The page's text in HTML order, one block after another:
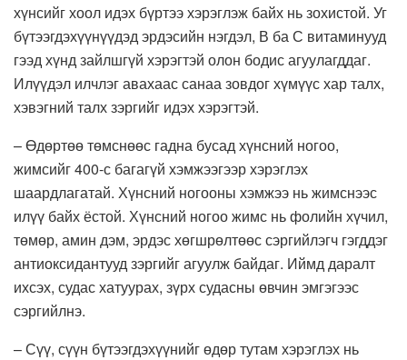
хүнсийг хоол идэх бүртээ хэрэглэж байх нь зохистой. Уг
бүтээгдэхүүнүүдэд эрдэсийн нэгдэл, В ба С витаминууд
гээд хүнд зайлшгүй хэрэгтэй олон бодис агуулагддаг.
Илүүдэл илчлэг авахаас санаа зовдог хүмүүс хар талх,
хэвэгний талх зэргийг идэх хэрэгтэй.
– Өдөртөө төмснөөс гадна бусад хүнсний ногоо,
жимсийг 400-с багагүй хэмжээгээр хэрэглэх
шаардлагатай. Хүнсний ногооны хэмжээ нь жимснээс
илүү байх ёстой. Хүнсний ногоо жимс нь фолийн хүчил,
төмөр, амин дэм, эрдэс хөгшрөлтөөс сэргийлэгч гэгддэг
антиоксидантууд зэргийг агуулж байдаг. Иймд даралт
ихсэх, судас хатуурах, зүрх судасны өвчин эмгэгээс
сэргийлнэ.
– Сүү, сүүн бүтээгдэхүүнийг өдөр тутам хэрэглэх нь